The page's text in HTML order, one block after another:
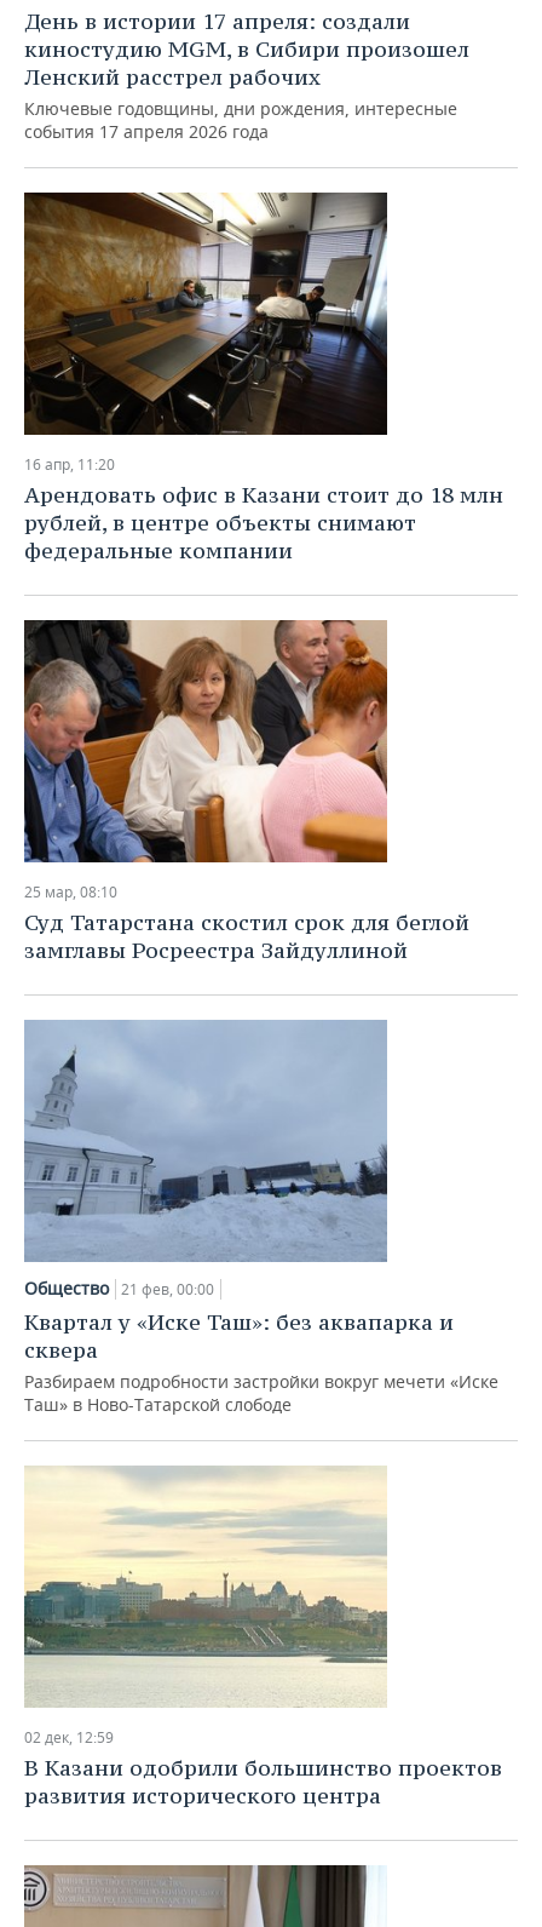
День в истории 17 апреля: создали
киностудию MGM, в Сибири произошел
Ленский расстрел рабочих
Ключевые годовщины, дни рождения, интересные
события 17 апреля 2026 года
16 апр, 11:20
Арендовать офис в Казани стоит до 18 млн
рублей, в центре объекты снимают
федеральные компании
25 мар, 08:10
Суд Татарстана скостил срок для беглой
замглавы Росреестра Зайдуллиной
Общество 21 фев, 00:00
Квартал у «Иске Таш»: без аквапарка и
сквера
Разбираем подробности застройки вокруг мечети «Иске
Таш» в Ново-Татарской слободе
02 дек, 12:59
В Казани одобрили большинство проектов
развития исторического центра